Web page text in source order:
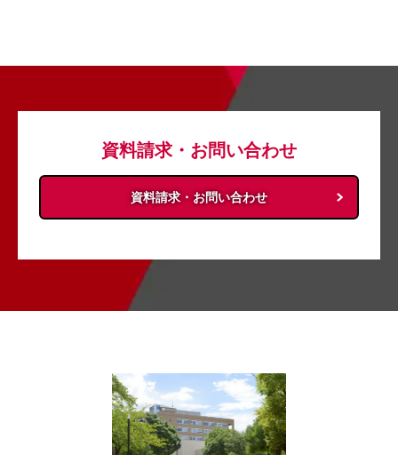
資料請求・お問い合わせ
資料請求・お問い合わせ